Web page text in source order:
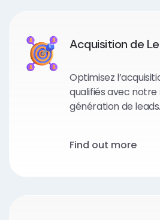
Acquisition de
Optimisez
qualifiés avec notre
génération de
tactiques marketing
Find out more